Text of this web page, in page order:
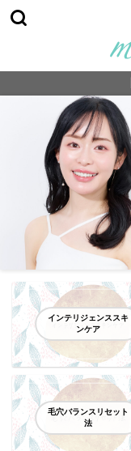
インテリジェンススキ
ンケア
毛穴バランスリセット
法